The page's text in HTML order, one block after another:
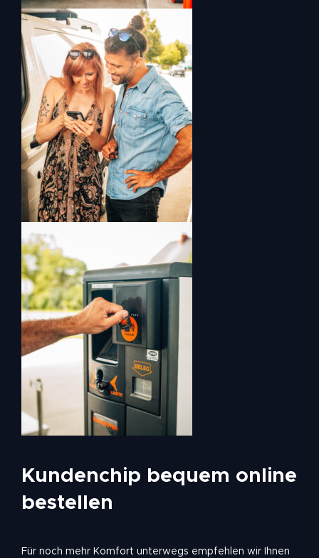
Kundenchip bequem online
bestellen
Für noch mehr Komfort unterwegs empfehlen wir Ihnen